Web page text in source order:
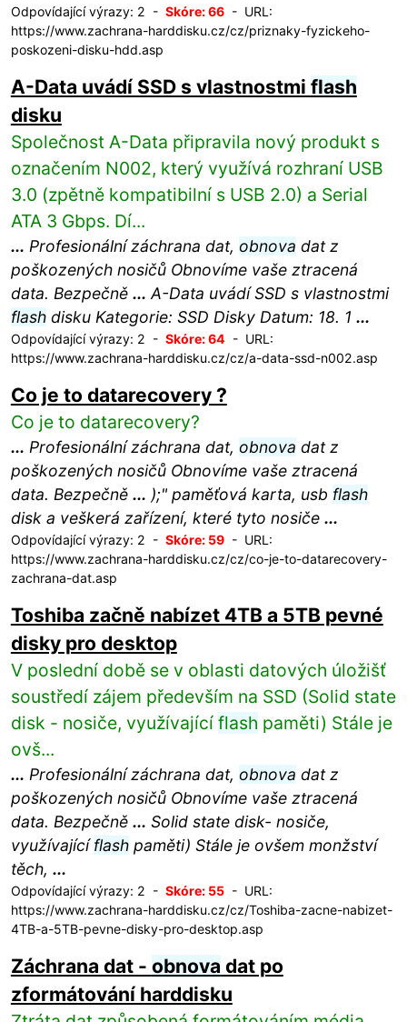
Odpovídající výrazy: 2 - Skóre: 66- URL:
https://www.zachrana-harddisku.cz/cz/priznaky-fyzickeho-
poskozeni-disku-hdd.asp
A-Data uvádí SSD s vlastnostmi flash
disku
Společnost A-Data připravila nový produkt s
označením N002, který využívá rozhraní USB
3.0 (zpětně kompatibilní s USB 2.0) a Serial
ATA 3 Gbps. Dí...
... Profesionální záchrana dat, obnova dat z
poškozených nosičů Obnovíme vaše ztracená
data. Bezpečně ... A-Data uvádí SSD s vlastnostmi
flashdisku Kategorie: SSD Disky Datum: 18. 1 ...
Odpovídající výrazy: 2 - Skóre: 64 - URL:
https://www.zachrana-harddisku.cz/cz/a-data-ssd-n002.asp
Co je to datarecovery ?
Co je to datarecovery?
... Profesionální záchrana dat, obnova dat z
poškozených nosičů Obnovíme vaše ztracená
data. Bezpečně ... );" paměťová karta, usb flash
disk a veškerá zařízení, které tyto nosiče ...
Odpovídající výrazy: 2 - Skóre: 59- URL:
https://www.zachrana-harddisku.cz/cz/co-je-to-datarecovery-
zachrana-dat.asp
Toshiba začně nabízet 4TB a 5TB pevné
disky pro desktop
V poslední době se v oblasti datových úložišť
soustředí zájem především na SSD (Solid state
disk - nosiče, využívající flash paměti) Stále je
ovš...
... Profesionální záchrana dat, obnova dat z
poškozených nosičů Obnovíme vaše ztracená
data. Bezpečně ... Solid state disk- nosiče,
využívajícíflashpaměti) Stále je ovšem monžství
těch, ...
Odpovídající výrazy: 2 - Skóre: 55- URL:
https://www.zachrana-harddisku.cz/cz/Toshiba-zacne-nabizet-
4TB-a-5TB-pevne-disky-pro-desktop.asp
Záchrana dat - obnova dat po
zformátování harddisku